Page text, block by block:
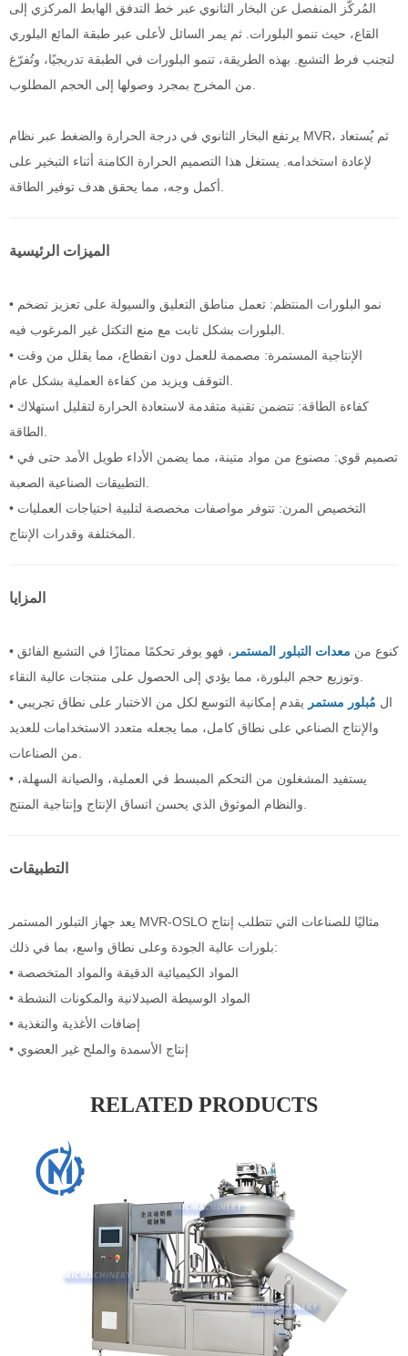
المُركّز المنفصل عن البخار الثانوي عبر خط التدفق الهابط المركزي إلى
القاع، حيث تنمو البلورات. ثم يمر السائل لأعلى عبر طبقة المائع البلوري
لتجنب فرط التشبع. بهذه الطريقة، تنمو البلورات في الطبقة تدريجيًا، وتُفرّغ
من المخرج بمجرد وصولها إلى الحجم المطلوب.
يرتفع البخار الثانوي في درجة الحرارة والضغط عبر نظام MVR، ثم يُستعاد
لإعادة استخدامه. يستغل هذا التصميم الحرارة الكامنة أثناء التبخير على
أكمل وجه، مما يحقق هدف توفير الطاقة.
الميزات الرئيسية
• نمو البلورات المنتظم: تعمل مناطق التعليق والسيولة على تعزيز تضخم
البلورات بشكل ثابت مع منع التكتل غير المرغوب فيه.
• الإنتاجية المستمرة: مصممة للعمل دون انقطاع، مما يقلل من وقت
التوقف ويزيد من كفاءة العملية بشكل عام.
• كفاءة الطاقة: تتضمن تقنية متقدمة لاستعادة الحرارة لتقليل استهلاك
الطاقة.
• تصميم قوي: مصنوع من مواد متينة، مما يضمن الأداء طويل الأمد حتى في
التطبيقات الصناعية الصعبة.
• التخصيص المرن: تتوفر مواصفات مخصصة لتلبية احتياجات العمليات
المختلفة وقدرات الإنتاج.
المزايا
• كنوع من معدات التبلور المستمر ، فهو يوفر تحكمًا ممتازًا في التشبع الفائق
وتوزيع حجم البلورة، مما يؤدي إلى الحصول على منتجات عالية النقاء.
• ال مُبلور مستمر يقدم إمكانية التوسع لكل من الاختبار على نطاق تجريبي
والإنتاج الصناعي على نطاق كامل، مما يجعله متعدد الاستخدامات للعديد
من الصناعات.
• يستفيد المشغلون من التحكم المبسط في العملية، والصيانة السهلة،
والنظام الموثوق الذي يحسن اتساق الإنتاج وإنتاجية المنتج.
التطبيقات
يعد جهاز التبلور المستمر MVR-OSLO مثاليًا للصناعات التي تتطلب إنتاج
بلورات عالية الجودة وعلى نطاق واسع، بما في ذلك:
• المواد الكيميائية الدقيقة والمواد المتخصصة
• المواد الوسيطة الصيدلانية والمكونات النشطة
• إضافات الأغذية والتغذية
• إنتاج الأسمدة والملح غير العضوي
RELATED PRODUCTS